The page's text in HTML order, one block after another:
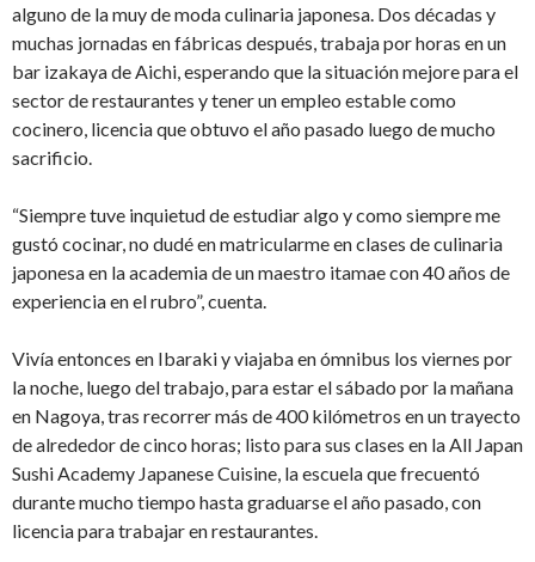
alguno de la muy de moda culinaria japonesa. Dos décadas y
muchas jornadas en fábricas después, trabaja por horas en un
bar izakaya de Aichi, esperando que la situación mejore para el
sector de restaurantes y tener un empleo estable como
cocinero, licencia que obtuvo el año pasado luego de mucho
sacrificio.
“Siempre tuve inquietud de estudiar algo y como siempre me
gustó cocinar, no dudé en matricularme en clases de culinaria
japonesa en la academia de un maestro itamae con 40 años de
experiencia en el rubro”, cuenta.
Vivía entonces en Ibaraki y viajaba en ómnibus los viernes por
la noche, luego del trabajo, para estar el sábado por la mañana
en Nagoya, tras recorrer más de 400 kilómetros en un trayecto
de alrededor de cinco horas; listo para sus clases en la All Japan
Sushi Academy Japanese Cuisine, la escuela que frecuentó
durante mucho tiempo hasta graduarse el año pasado, con
licencia para trabajar en restaurantes.